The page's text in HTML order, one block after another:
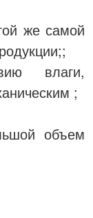
же самой
влаги,
;
объем